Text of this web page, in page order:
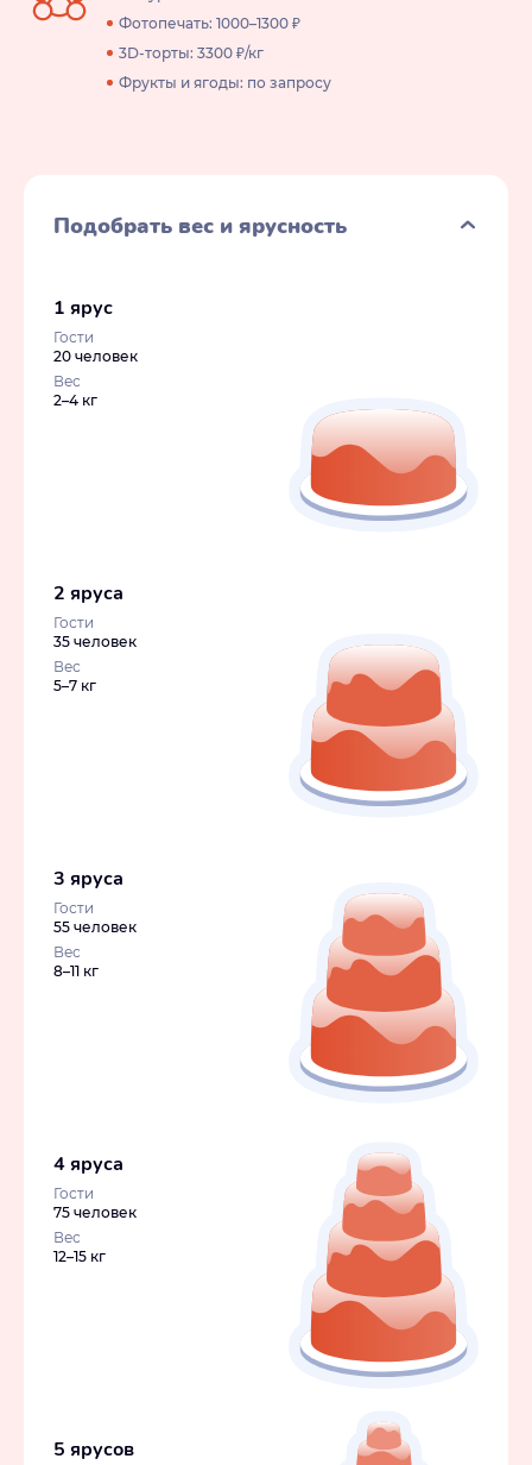
Фотопечать: 1000–1300 ₽
3D-торты: 3300 ₽/кг
Фрукты и ягоды: по запросу
Подобрать вес и ярусность
1 ярус
Гости
20 человек
Вес
2–4 кг
2 яруса
Гости
35 человек
Вес
5–7 кг
3 яруса
Гости
55 человек
Вес
8–11 кг
4 яруса
Гости
75 человек
Вес
12–15 кг
5 ярусов